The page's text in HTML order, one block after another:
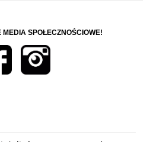
SPOŁECZNOŚCIOWE!